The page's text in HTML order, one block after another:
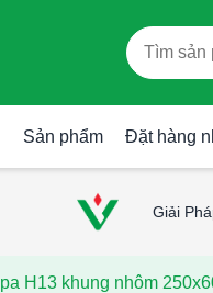
Sản phẩm Đặt hàng
Giải
H13 khung nhôm